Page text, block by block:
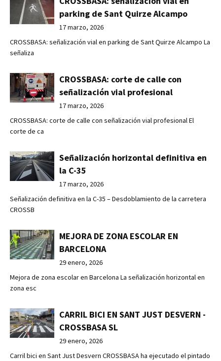
parking de Sant Quirze Alcampo
17 marzo, 2026
CROSSBASA: señalización vial en parking de Sant Quirze Alcampo La
señaliza
CROSSBASA: corte de calle con
señalización vial profesional
17 marzo, 2026
CROSSBASA: corte de calle con señalización vial profesional El
corte de ca
Señalización horizontal definitiva en
la C-35
17 marzo, 2026
Señalización definitiva en la C-35 – Desdoblamiento de la carretera
CROSSB
MEJORA DE ZONA ESCOLAR EN
BARCELONA
29 enero, 2026
Mejora de zona escolar en Barcelona La señalización horizontal en
zona esc
CARRIL BICI EN SANT JUST DESVERN -
CROSSBASA SL
29 enero, 2026
Carril bici en Sant Just Desvern CROSSBASA ha ejecutado el pintado